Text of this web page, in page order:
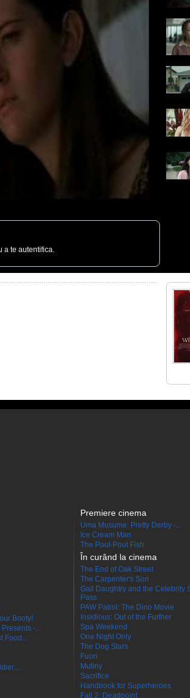
a te autentifica.
Booty!
-...
Food...
Premiere cinema
Uma Musume: Pretty Derby -...
Ice Cream Man
The Pout-Pout Fish
În curând la cinema
The End of Oak Street
The Carpenter's Son
Gail Daughtry and the Celebrity
Pass
PAW Patrol: The Dino Movie
Insidious: Out of the Further
Spa Weekend
One Night Only
The Dog Stars
Fuori
Mutiny
Sacrifice
Handbook for Superheroes
Fall 2: Deadpoint